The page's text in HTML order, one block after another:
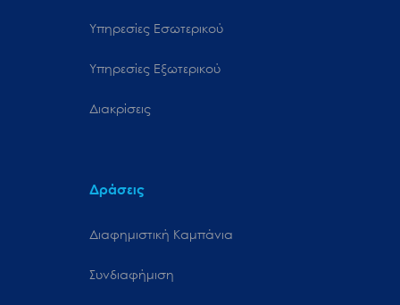
Υπηρεσίες Εσωτερικού
Υπηρεσίες Εξωτερικού
Διακρίσεις
Δράσεις
Διαφημιστική Καμπάνια
Συνδιαφήμιση